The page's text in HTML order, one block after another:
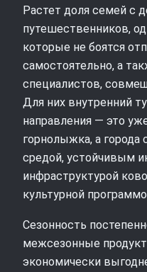
Растет доля семей с
путешественников,
которые не боятся
самостоятельно, а
специалистов,
Для них внутренний
направления — это
горнолыжка, а города
средой, устойчивым
инфраструктурой
культурной
Сезонность
межсезонные
экономически